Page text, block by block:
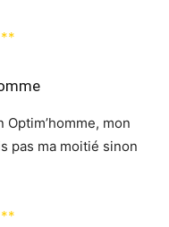
mon
pas ma moitié sinon